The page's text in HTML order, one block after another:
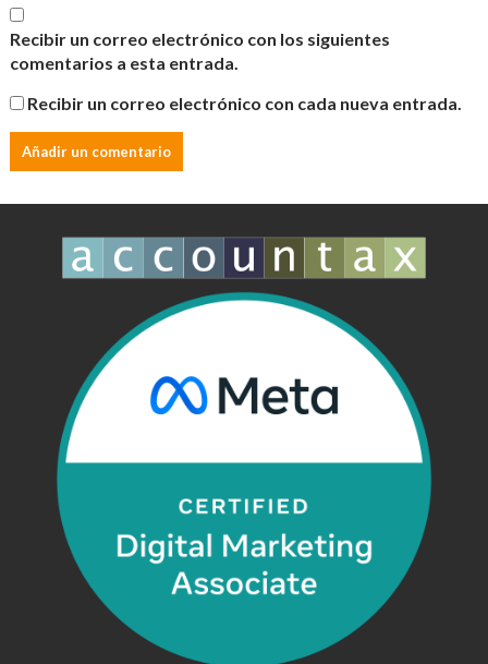
Recibir un correo electrónico con los siguientes
comentarios a esta entrada.
Recibir un correo electrónico con cada nueva entrada.